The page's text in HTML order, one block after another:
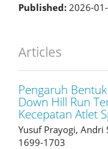
Published: 2026-
Articles
Pengaruh
Down Hill Run
Kecepatan Atlet
Yusuf Prayogi, Andri
1699-1703